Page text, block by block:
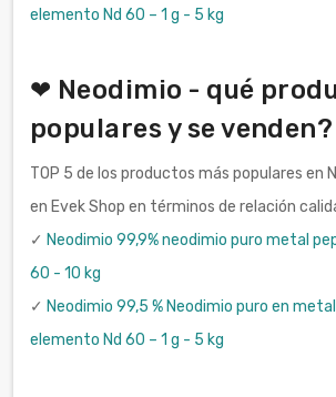
elemento Nd 60 – 1 g - 5 kg
❤ Neodimio - qué
populares y se venden?
TOP 5 de los productos más populares en
en Evek Shop en términos de relación
✓ Neodimio 99,9% neodimio puro metal
60 - 10 kg
✓ Neodimio 99,5 % Neodimio puro en
elemento Nd 60 – 1 g - 5 kg